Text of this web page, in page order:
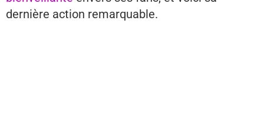
dernière action remarquable.